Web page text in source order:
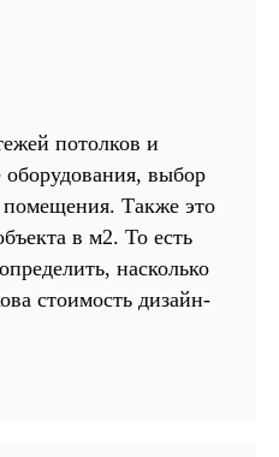
потолков и
выбор
помещения. Также это
в м2. То есть
насколько
стоимость дизайн-